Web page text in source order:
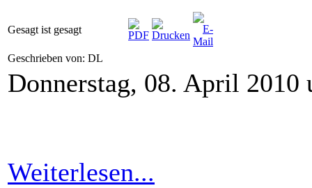
Gesagt ist gesagt
Geschrieben von: DL
Donnerstag, 08. April 2010
Weiterlesen...